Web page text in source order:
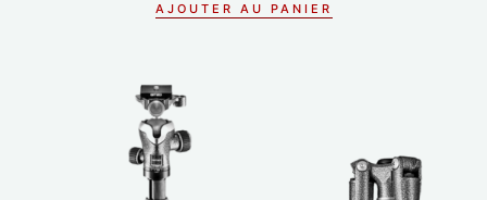
AJOUTER AU PANIER